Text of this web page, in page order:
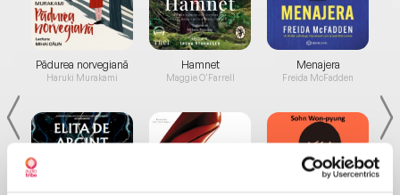
Pădurea norvegiană
Haruki Murakami
Hamnet
Maggie O'Farrell
Menajera
Freida McFadden